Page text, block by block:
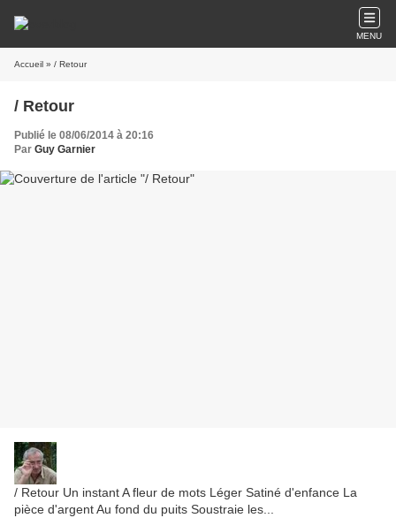
MENU
Accueil » / Retour
/ Retour
Publié le 08/06/2014 à 20:16
Par Guy Garnier
/ Retour Un instant A fleur de mots Léger Satiné d'enfance La
pièce d'argent Au fond du puits Soustraie les...